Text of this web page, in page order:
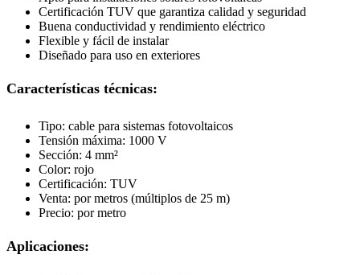
Certificación TUV que garantiza calidad y seguridad
Buena conductividad y rendimiento eléctrico
Flexible y fácil de instalar
Diseñado para uso en exteriores
Características técnicas:
Tipo: cable para sistemas fotovoltaicos
Tensión máxima: 1000 V
Sección: 4 mm²
Color: rojo
Certificación: TUV
Venta: por metros (múltiplos de 25 m)
Precio: por metro
Aplicaciones: